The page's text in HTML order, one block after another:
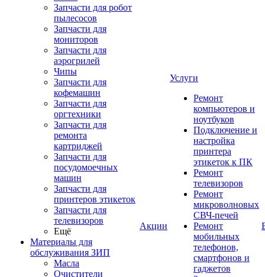
Запчасти для робот
пылесосов
Запчасти для
мониторов
Запчасти для
аэрогрилей
Чипы
Запчасти для
кофемашин
Запчасти для
оргтехники
Запчасти для
ремонта
картриджей
Запчасти для
посудомоечных
машин
Запчасти для
принтеров этикеток
Запчасти для
телевизоров
Ещё
Материалы для
обслуживания ЗИП
Масла
Очистители
Акции
Услуги
Ремонт
компьютеров и
ноутбуков
Подключение и
настройка
принтера
этикеток к ПК
Ремонт
телевизоров
Ремонт
микроволновых
СВЧ-печей
Ремонт
мобильных
телефонов,
смартфонов и
гаджетов